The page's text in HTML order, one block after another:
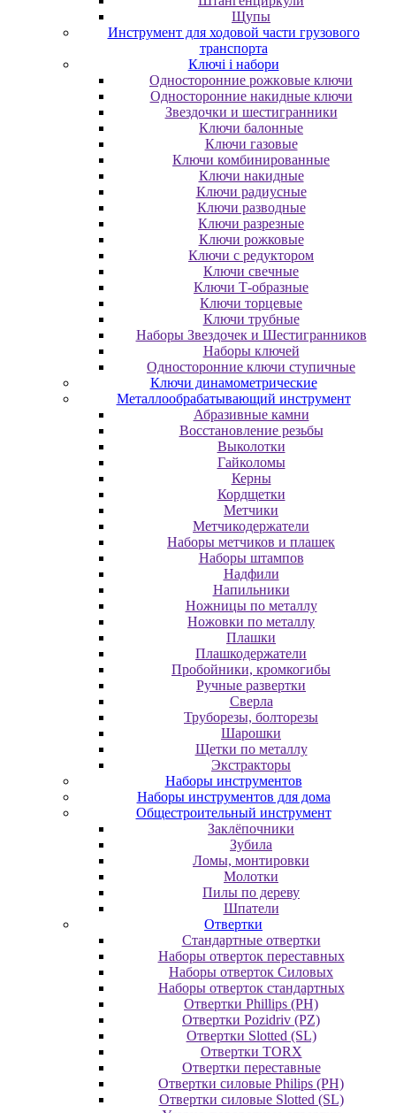
Щупы
Инструмент для ходовой части грузового
транспорта
Ключі і набори
Oднocтopoнниe poжкoвыe ключи
Oднocтopoнниe нaкидныe ключи
Звездочки и шестигранники
Ключи балонные
Ключи газовые
Ключи комбинированные
Ключи накидные
Ключи радиусные
Ключи разводные
Ключи разрезные
Ключи рожковые
Ключи с редуктором
Ключи свечные
Ключи Т-образные
Ключи торцевые
Ключи трубные
Наборы Звездочек и Шестигранников
Наборы ключей
Односторонние ключи ступичные
Ключи динамометрические
Металлообрабатывающий инструмент
Абразивные камни
Восстановление резьбы
Выколотки
Гайколомы
Керны
Кордщетки
Метчики
Метчикодержатели
Наборы метчиков и плашек
Наборы штампов
Надфили
Напильники
Ножницы по металлу
Ножовки по металлу
Плашки
Плашкодержатели
Пробойники, кромкогибы
Ручные развертки
Сверла
Труборезы, болторезы
Шарошки
Щетки по металлу
Экcтpaктopы
Наборы инструментов
Наборы инструментов для дома
Общестроительный инструмент
Заклёпочники
Зубила
Ломы, монтировки
Молотки
Пилы по дереву
Шпатели
Отвертки
Cтандартные отвертки
Наборы отверток переставных
Наборы отверток Силовых
Наборы отверток стандартных
Отвертки Phillips (PH)
Отвертки Pozidriv (PZ)
Отвертки Slotted (SL)
Отвертки TORX
Отвертки переставные
Отвертки силовые Philips (PH)
Отвертки силовые Slotted (SL)